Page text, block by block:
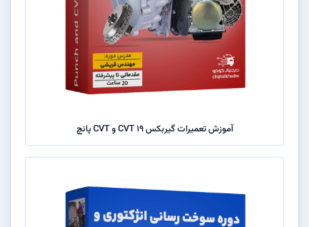
آموزش تعمیرات گیربکس CVT 19 و CVT پانچ